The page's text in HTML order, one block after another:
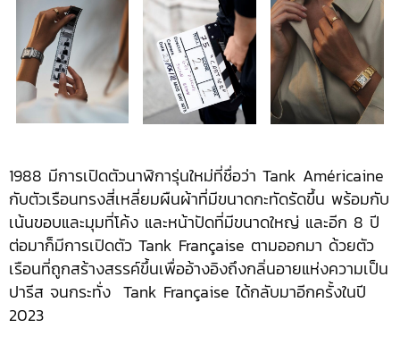
1988 มีการเปิดตัวนาฬิการุ่นใหม่ที่ชื่อว่า Tank Américaine
กับตัวเรือนทรงสี่เหลี่ยมผืนผ้าที่มีขนาดกะทัดรัดขึ้น พร้อมกับ
เน้นขอบและมุมที่โค้ง และหน้าปัดที่มีขนาดใหญ่ และอีก 8 ปี
ต่อมาก็มีการเปิดตัว Tank Française ตามออกมา ด้วยตัว
เรือนที่ถูกสร้างสรรค์ขึ้นเพื่ออ้างอิงถึงกลิ่นอายแห่งความเป็น
ปารีส จนกระทั่ง Tank Française ได้กลับมาอีกครั้งในปี
2023